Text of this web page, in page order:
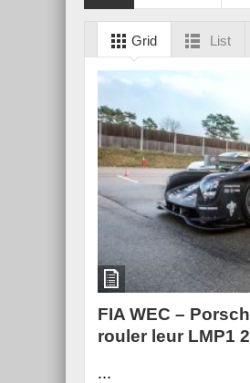
Grid List
FIA WEC –
rouler leur LMP1
...